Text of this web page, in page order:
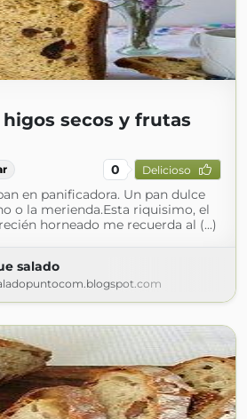
secos y frutas
0 Delicioso
en panificadora. Un pan dulce
o la merienda.Esta riquisimo, el
horneado me recuerda al (...)
salado